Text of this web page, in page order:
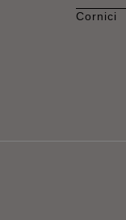
Cornici